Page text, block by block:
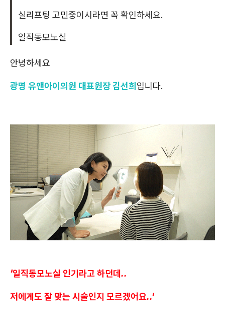
실리프팅 고민중이시라면 꼭 확인하세요.
일직동모노실
안녕하세요
광명 유앤아이의원 대표원장 김선희입니다.
'일직동모노실 인기라고 하던데..
저에게도 잘 맞는 시술인지 모르겠어요..'